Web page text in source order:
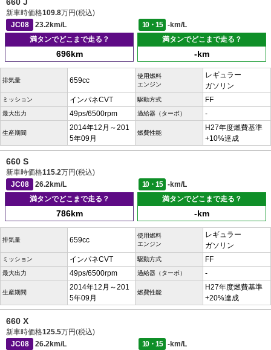
660 J
新車時価格109.8万円(税込)
JC08
23.2km/L 10・15
-km/L
満タンでどこまで走る？
696km
満タンでどこまで走る？
-km
排気量 659cc
使用燃料
エンジン
レギュラー
ガソリン
ミッション インパネCVT 駆動方式 FF
最大出力 49ps/6500rpm 過給器（ターボ） -
生産期間
2014年12月～201
5年09月
燃費性能
H27年度燃費基準
+10%達成
660 S
新車時価格115.2万円(税込)
JC08
26.2km/L 10・15
-km/L
満タンでどこまで走る？
786km
満タンでどこまで走る？
-km
排気量 659cc
使用燃料
エンジン
レギュラー
ガソリン
ミッション インパネCVT 駆動方式 FF
最大出力 49ps/6500rpm 過給器（ターボ） -
生産期間
2014年12月～201
5年09月
燃費性能
H27年度燃費基準
+20%達成
660 X
新車時価格125.5万円(税込)
JC08
26.2km/L 10・15
-km/L